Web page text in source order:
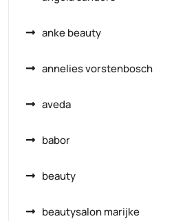
anke beauty
annelies vorstenbosch
aveda
babor
beauty
beautysalon marijke